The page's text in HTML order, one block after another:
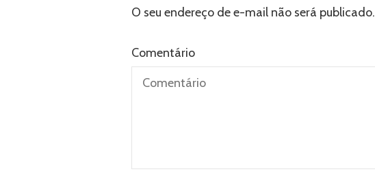
O seu endereço de e-mail não será publicado.
Comentário